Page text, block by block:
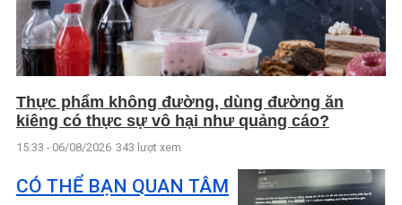
Thực phẩm không đường, dùng đường ăn
kiêng có thực sự vô hại như quảng cáo?
15:33 - 06/08/2026 343 lượt xem
CÓ THỂ BẠN QUAN TÂM